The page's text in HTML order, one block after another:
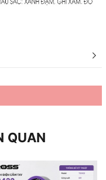
QUAN